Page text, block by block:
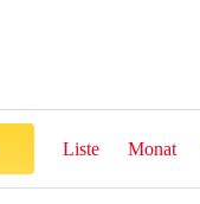
Liste Monat